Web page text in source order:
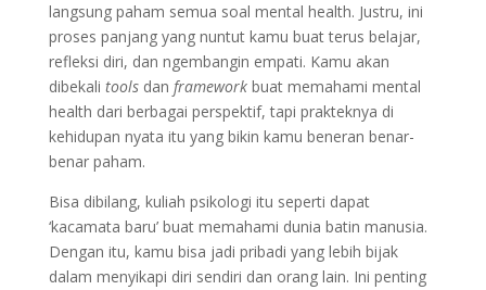
langsung paham semua soal mental health. Justru, ini
proses panjang yang nuntut kamu buat terus belajar,
refleksi diri, dan ngembangin empati. Kamu akan
dibekali toolsdan frameworkbuat memahami mental
health dari berbagai perspektif, tapi prakteknya di
kehidupan nyata itu yang bikin kamu beneran benar-
benar paham.
Bisa dibilang, kuliah psikologi itu seperti dapat
‘kacamata baru’ buat memahami dunia batin manusia.
Dengan itu, kamu bisa jadi pribadi yang lebih bijak
dalam menyikapi diri sendiri dan orang lain. Ini penting